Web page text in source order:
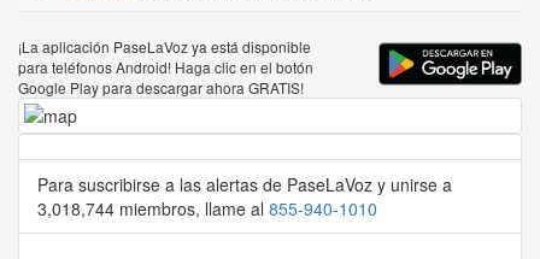
¡La aplicación PaseLaVoz ya está disponible
para teléfonos Android! Haga clic en el botón
Google Play para descargar ahora GRATIS!
Para suscribirse a las alertas de PaseLaVoz y unirse a
3,018,744 miembros, llame al 855-940-1010